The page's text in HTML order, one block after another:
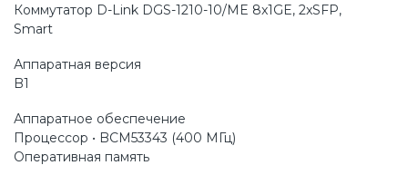
Коммутатор D-Link DGS-1210-10/ME 8x1GE, 2xSFP,
Smart
Аппаратная версия
B1
Аппаратное обеспечение
Процессор • BCM53343 (400 МГц)
Оперативная память